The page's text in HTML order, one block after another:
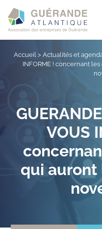
Accueil > Actualités et
INFORME ! concernant
VOUS
qui auront